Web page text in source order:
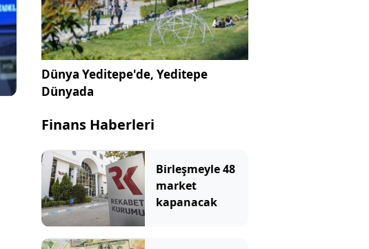
Dünya Yeditepe'de, Yeditepe
Dünyada
Finans Haberleri
Birleşmeyle 48
market
kapanacak